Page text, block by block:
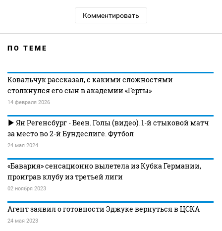
Комментировать
ПО ТЕМЕ
Ковальчук рассказал, с какими сложностями
столкнулся его сын в академии «Герты»
14 февраля 2026
Ян Регенсбург - Веен. Голы (видео). 1-й стыковой матч
за место во 2-й Бундеслиге. Футбол
24 мая 2024
«Бавария» сенсационно вылетела из Кубка Германии,
проиграв клубу из третьей лиги
02 ноября 2023
Агент заявил о готовности Эджуке вернуться в ЦСКА
24 мая 2023